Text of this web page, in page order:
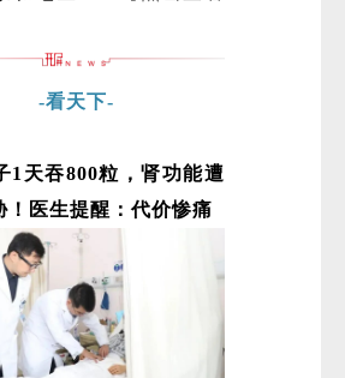
-看天下-
1天吞800粒，肾功能遭
！医生提醒：代价惨痛